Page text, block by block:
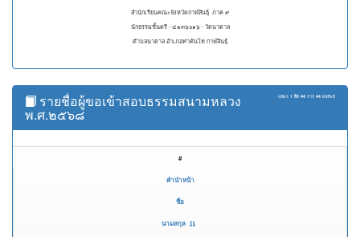
สำนักเรียนคณะจังหวัดกาฬสินธุ์ ภาค ๙
นักธรรมชั้นตรี - ๔๑๓๖๐๑๖ - วัดนาตาล
ตำบลนาตาล อำเภอท่าคันโท กาฬสินธุ์
แสดง 1 ถึง 44 จาก 44 ผลลัพธ์
รายชื่อผู้ขอเข้าสอบธรรมสนามหลวง
พ.ศ.๒๕๖๘
#
คำนำหน้า
ชื่อ
นามสกุล